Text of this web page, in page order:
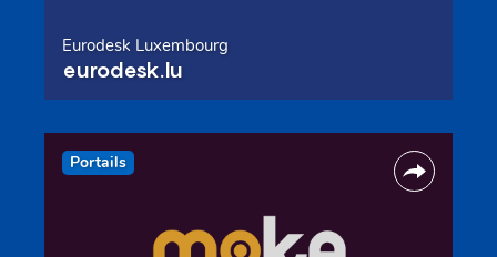
Eurodesk Luxembourg
eurodesk.lu
Portails